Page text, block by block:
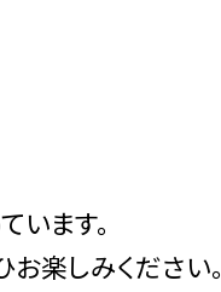
ます。
楽しみください。